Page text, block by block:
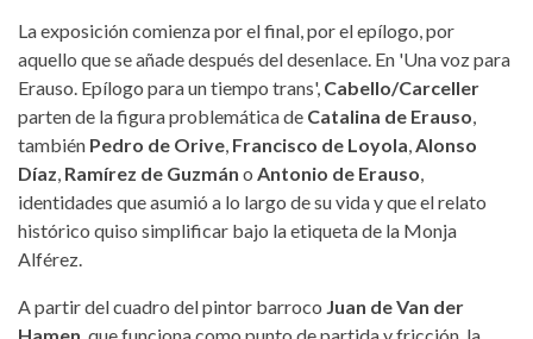
La exposición comienza por el final, por el epílogo, por
aquello que se añade después del desenlace. En 'Una voz para
Erauso. Epílogo para un tiempo trans', Cabello/Carceller
parten de la figura problemática de Catalina de Erauso,
también Pedro de Orive, Francisco de Loyola,Alonso
Díaz, Ramírez de Guzmán o Antonio de Erauso,
identidades que asumió a lo largo de su vida y que el relato
histórico quiso simplificar bajo la etiqueta de la Monja
Alférez.
A partir del cuadro del pintor barroco Juan de Van der